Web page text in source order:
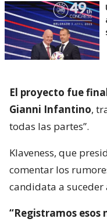
El proyecto fue
Gianni Infantino,
todas las partes”.
Klaveness, que
comentar los
candidata a suceder
“Registramos esos